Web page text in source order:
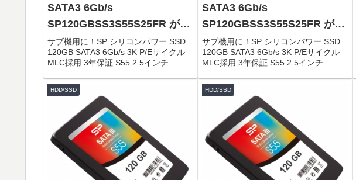
SATA3 6Gb/s
SP120GBSS3S55S25FR がタ
イムセールで3,995円！
サブ機用に！SP シリコンパワー SSD
120GB SATA3 6Gb/s 3K P/Eサイクル
MLC採用 3年保証 S55 2.5インチ
は80台。急グェ！関連：Panasonic ...
SATA3 6Gb/s
SP120GBSS3S55S25FR がタ
イムセールで3,995円！
サブ機用に！SP シリコンパワー SSD
120GB SATA3 6Gb/s 3K P/Eサイクル
MLC採用 3年保証 S55 2.5インチ
は80台。急グェ！関連：Panasonic ...
HDD/SSD HDD/SSD